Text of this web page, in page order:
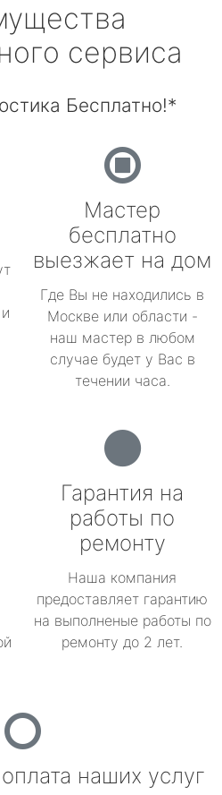
сервиса
Бесплатно!*
Мастер
бесплатно
выезжает на дом
Где Вы не находились в
Москве или области -
наш мастер в любом
случае будет у Вас в
течении часа.
Гарантия на
работы по
ремонту
Наша компания
предоставляет гарантию
на выполненые работы по
ремонту до 2 лет.
наших услуг